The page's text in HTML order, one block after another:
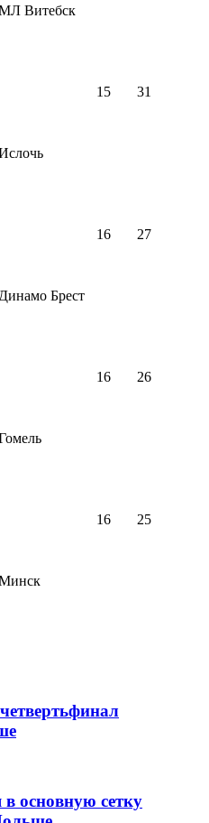
Витебск
15 31
Динамо Брест
16 27
16 26
16 25
основную сетку